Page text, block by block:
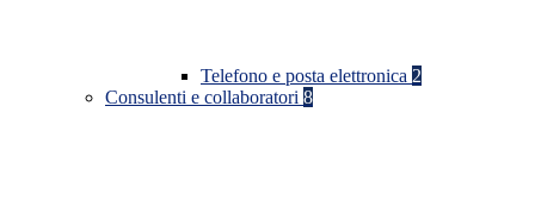
Telefono e posta elettronica 2
Consulenti e collaboratori 8